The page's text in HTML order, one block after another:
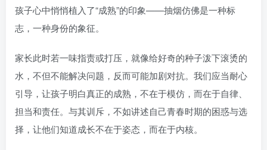
孩子心中悄悄植入了“成熟”的印象——抽烟仿佛是一种标
志，一种身份的象征。
家长此时若一味指责或打压，就像给好奇的种子泼下滚烫的
水，不但不能解决问题，反而可能加剧对抗。我们应当耐心
引导，让孩子明白真正的成熟，不在于模仿，而在于自律、
担当和责任。与其训斥，不如讲述自己青春时期的困惑与选
择，让他们知道成长不在于姿态，而在于内核。